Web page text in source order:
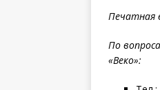
Печатная
По
«Веко»: